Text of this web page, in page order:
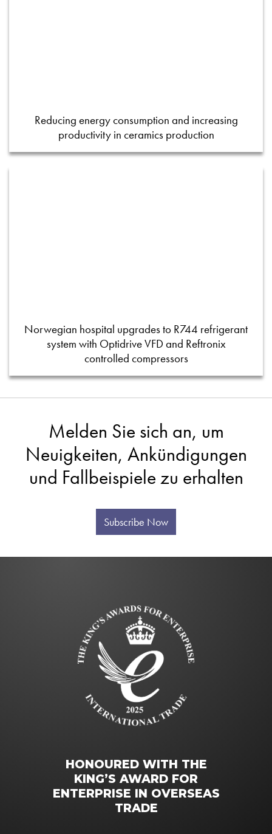
Reducing energy consumption and increasing
productivity in ceramics production
Norwegian hospital upgrades to R744 refrigerant
system with Optidrive VFD and Reftronix
controlled compressors
Melden Sie sich an, um
Neuigkeiten, Ankündigungen
und Fallbeispiele zu erhalten
Subscribe Now
HONOURED WITH THE
KING’S AWARD FOR
ENTERPRISE IN OVERSEAS
TRADE